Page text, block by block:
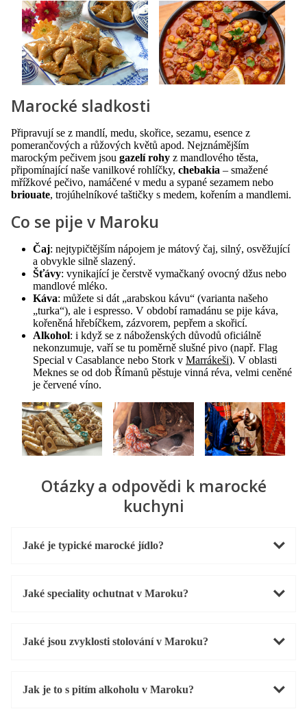
Marocké sladkosti
Připravují se z mandlí, medu, skořice, sezamu, esence z
pomerančových a růžových květů apod. Nejznámějším
marockým pečivem jsou gazelí rohy z mandlového těsta,
připomínající naše vanilkové rohlíčky, chebakia – smažené
mřížkové pečivo, namáčené v medu a sypané sezamem nebo
briouate, trojúhelníkové taštičky s medem, kořením a mandlemi.
Co se pije v Maroku
Čaj: nejtypičtějším nápojem je mátový čaj, silný, osvěžující
a obvykle silně slazený.
Šťávy: vynikající je čerstvě vymačkaný ovocný džus nebo
mandlové mléko.
Káva: můžete si dát „arabskou kávu“ (varianta našeho
„turka“), ale i espresso. V období ramadánu se pije káva,
kořeněná hřebíčkem, zázvorem, pepřem a skořicí.
Alkohol: i když se z náboženských důvodů oficiálně
nekonzumuje, vaří se tu poměrně slušné pivo (např. Flag
Special v Casablance nebo Stork v Marrákeši). V oblasti
Meknes se od dob Římanů pěstuje vinná réva, velmi ceněné
je červené víno.
Otázky a odpovědi k marocké
kuchyni
Jaké je typické marocké jídlo?
Jaké speciality ochutnat v Maroku?
Jaké jsou zvyklosti stolování v Maroku?
Jak je to s pitím alkoholu v Maroku?